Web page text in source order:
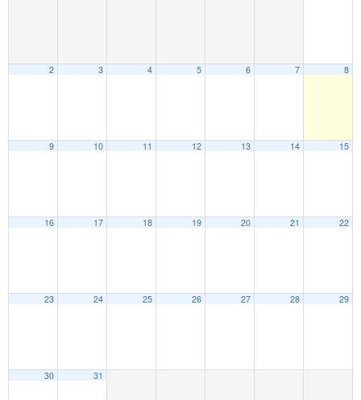
2 3 4 5 6 7 8
9 10 11 12 13 14 15
16 17 18 19 20 21 22
23 24 25 26 27 28 29
30 31